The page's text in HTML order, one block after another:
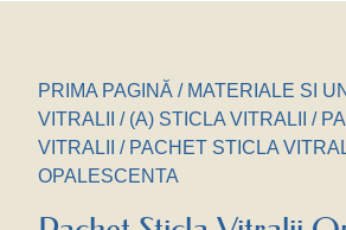
PRIMA PAGINĂ / MATERIALE SI
VITRALII
/ (A) STICLA VITRALII /
VITRALII
/ PACHET STICLA
OPALESCENTA